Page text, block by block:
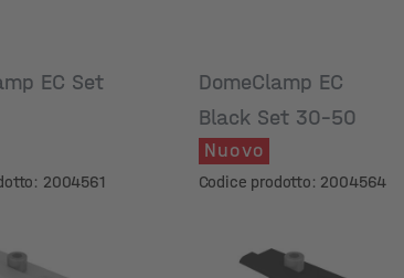
EC Set
2004561
DomeClamp EC
Black Set 30-50
Nuovo
Codice prodotto: 2004564